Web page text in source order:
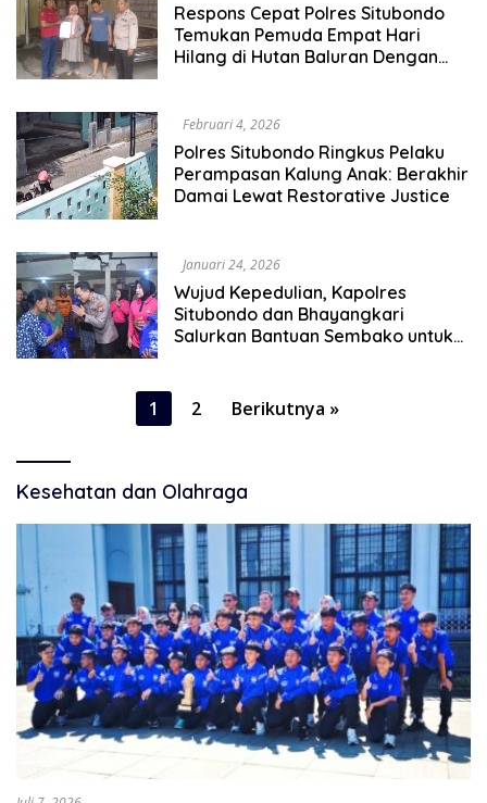
Respons Cepat Polres Situbondo
Temukan Pemuda Empat Hari
Hilang di Hutan Baluran Dengan
Februari 4, 2026
Polres Situbondo Ringkus Pelaku
Perampasan Kalung Anak: Berakhir
Damai Lewat Restorative Justice
Januari 24, 2026
Wujud Kepedulian, Kapolres
Situbondo dan Bhayangkari
Salurkan Bantuan Sembako untuk
1 2 Berikutnya »
Kesehatan dan Olahraga